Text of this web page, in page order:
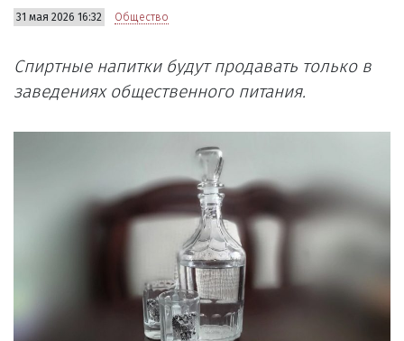
31 мая 2026 16:32 Общество
Спиртные напитки будут продавать только в
заведениях общественного питания.